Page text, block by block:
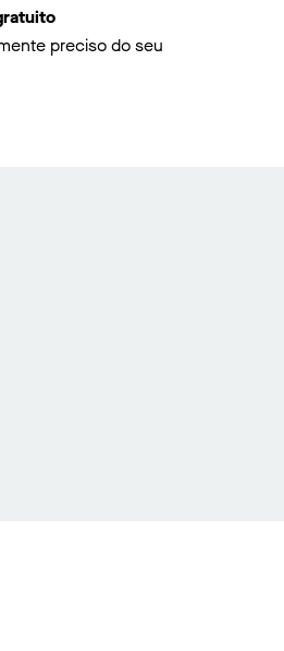
preciso do seu